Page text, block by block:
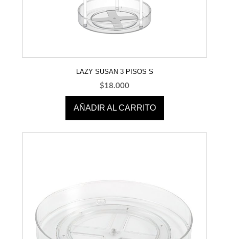
LAZY SUSAN 3 PISOS S
$18.000
AÑADIR AL CARRITO